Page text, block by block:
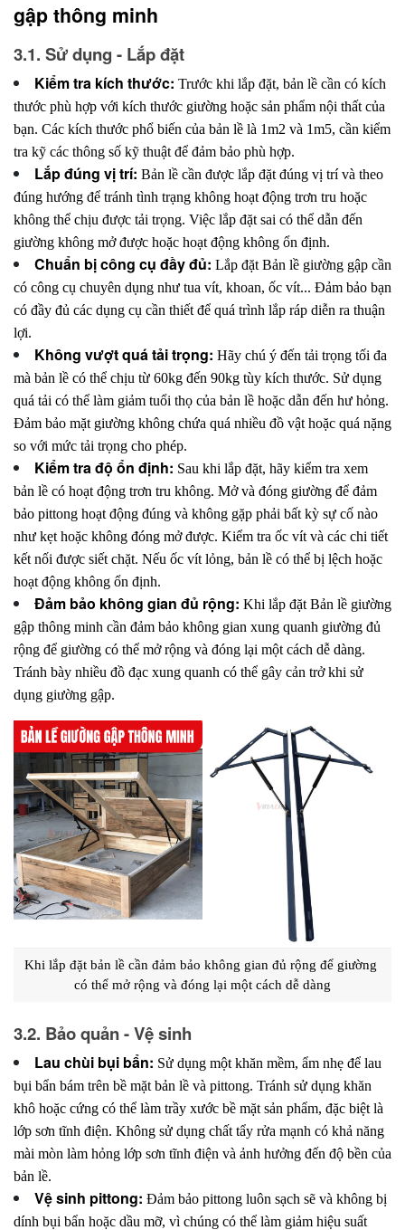
gập thông minh
3.1. Sử dụng - Lắp đặt
Kiểm tra kích thước: Trước khi lắp đặt, bản lề cần có kích
thước phù hợp với kích thước giường hoặc sản phẩm nội thất của
bạn. Các kích thước phổ biến của bản lề là 1m2 và 1m5, cần kiểm
tra kỹ các thông số kỹ thuật để đảm bảo phù hợp.
Lắp đúng vị trí: Bản lề cần được lắp đặt đúng vị trí và theo
đúng hướng để tránh tình trạng không hoạt động trơn tru hoặc
không thể chịu được tải trọng. Việc lắp đặt sai có thể dẫn đến
giường không mở được hoặc hoạt động không ổn định.
Chuẩn bị công cụ đầy đủ: Lắp đặt Bản lề giường gập cần
có công cụ chuyên dụng như tua vít, khoan, ốc vít... Đảm bảo bạn
có đầy đủ các dụng cụ cần thiết để quá trình lắp ráp diễn ra thuận
lợi.
Không vượt quá tải trọng: Hãy chú ý đến tải trọng tối đa
mà bản lề có thể chịu từ 60kg đến 90kg tùy kích thước. Sử dụng
quá tải có thể làm giảm tuổi thọ của bản lề hoặc dẫn đến hư hỏng.
Đảm bảo mặt giường không chứa quá nhiều đồ vật hoặc quá nặng
so với mức tải trọng cho phép.
Kiểm tra độ ổn định: Sau khi lắp đặt, hãy kiểm tra xem
bản lề có hoạt động trơn tru không. Mở và đóng giường để đảm
bảo pittong hoạt động đúng và không gặp phải bất kỳ sự cố nào
như kẹt hoặc không đóng mở được. Kiểm tra ốc vít và các chi tiết
kết nối được siết chặt. Nếu ốc vít lỏng, bản lề có thể bị lệch hoặc
hoạt động không ổn định.
Đảm bảo không gian đủ rộng: Khi lắp đặt Bản lề giường
gập thông minh cần đảm bảo không gian xung quanh giường đủ
rộng để giường có thể mở rộng và đóng lại một cách dễ dàng.
Tránh bày nhiều đồ đạc xung quanh có thể gây cản trở khi sử
dụng giường gập.
Khi lắp đặt bản lề cần đảm bảo không gian đủ rộng để giường
có thể mở rộng và đóng lại một cách dễ dàng
3.2. Bảo quản - Vệ sinh
Lau chùi bụi bẩn: Sử dụng một khăn mềm, ẩm nhẹ để lau
bụi bẩn bám trên bề mặt bản lề và pittong. Tránh sử dụng khăn
khô hoặc cứng có thể làm trầy xước bề mặt sản phẩm, đặc biệt là
lớp sơn tĩnh điện. Không sử dụng chất tẩy rửa mạnh có khả năng
mài mòn làm hỏng lớp sơn tĩnh điện và ảnh hưởng đến độ bền của
bản lề.
Vệ sinh pittong: Đảm bảo pittong luôn sạch sẽ và không bị
dính bụi bẩn hoặc dầu mỡ, vì chúng có thể làm giảm hiệu suất